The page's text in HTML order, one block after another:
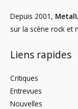
Depuis 2001,
sur la scène rock et
Liens rapides
Critiques
Entrevues
Nouvelles